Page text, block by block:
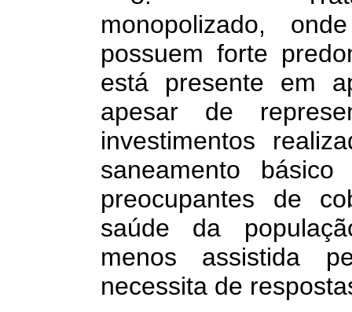
monopolizado,
possuem forte
está presente em
apesar de
investimentos
saneamento
preocupantes de
saúde da
menos assistida
necessita de